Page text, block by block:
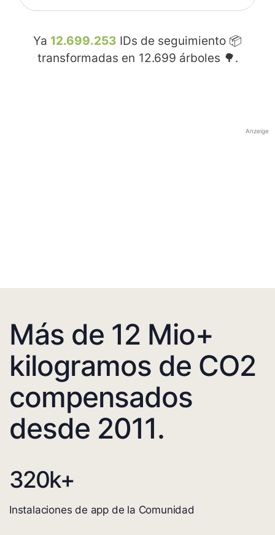
Ya 12.699.253 IDs de seguimiento 📦
transformadas en 12.699 árboles 🌳.
Anzeige
Más de 12 Mio+
kilogramos de CO2
compensados
desde 2011.
320k+
Instalaciones de app de la Comunidad